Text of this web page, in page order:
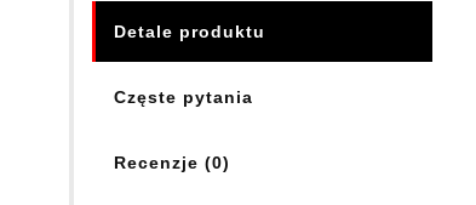
Detale produktu
Częste pytania
Recenzje (0)